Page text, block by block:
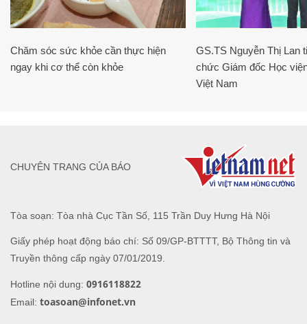
Chăm sóc sức khỏe cần thực hiện
ngay khi cơ thể còn khỏe
GS.TS Nguyễn Thị Lan
chức Giám đốc Học
Việt Nam
Tòa soạn: Tòa nhà Cục Tần Số, 115 Trần Duy Hưng Hà Nội
Giấy phép hoạt động báo chí: Số 09/GP-BTTTT, Bộ Thông tin và
Truyền thông cấp ngày 07/01/2019.
Hotline nội dung: 0916118822
Email: toasoan@infonet.vn
CHUYÊN TRANG CỦA BÁO